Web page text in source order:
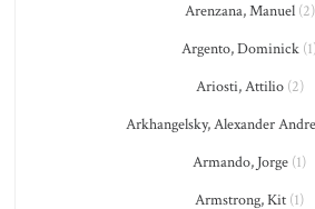
Arenzana, Manuel(2)
Argento, Dominick
Ariosti, Attilio(2)
Arkhangelsky, Alexander
Armando, Jorge (1)
Armstrong, Kit (1)